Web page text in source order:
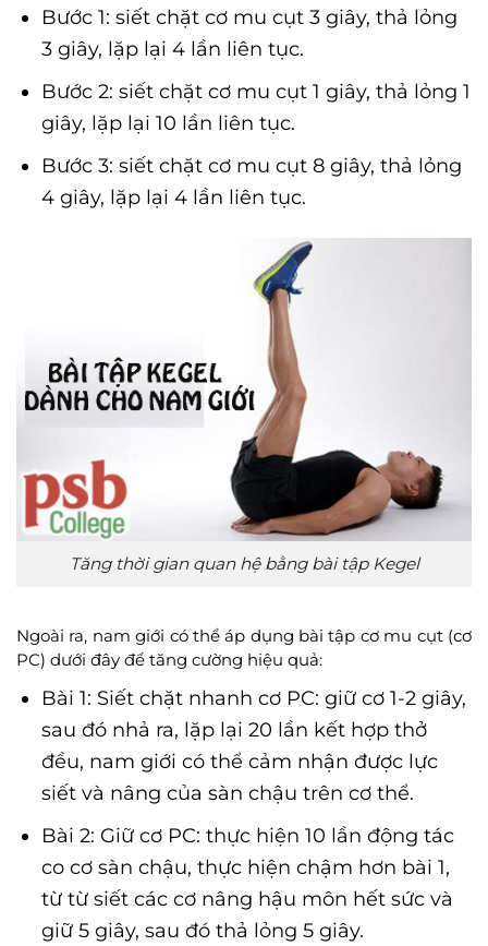
Bước 1: siết chặt cơ mu cụt 3 giây, thả lỏng
3 giây, lặp lại 4 lần liên tục.
Bước 2: siết chặt cơ mu cụt 1 giây, thả lỏng 1
giây, lặp lại 10 lần liên tục.
Bước 3: siết chặt cơ mu cụt 8 giây, thả lỏng
4 giây, lặp lại 4 lần liên tục.
Tăng thời gian quan hệ bằng bài tập Kegel
Ngoài ra, nam giới có thể áp dụng bài tập cơ mu cụt (cơ
PC) dưới đây để tăng cường hiệu quả:
Bài 1: Siết chặt nhanh cơ PC: giữ cơ 1-2 giây,
sau đó nhả ra, lặp lại 20 lần kết hợp thở
đều, nam giới có thể cảm nhận được lực
siết và nâng của sàn chậu trên cơ thể.
Bài 2: Giữ cơ PC: thực hiện 10 lần động tác
co cơ sàn chậu, thực hiện chậm hơn bài 1,
từ từ siết các cơ nâng hậu môn hết sức và
giữ 5 giây, sau đó thả lỏng 5 giây.